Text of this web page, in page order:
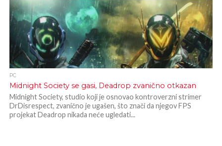
PC
Midnight Society se gasi, Deadrop zvanično otkazan
Midnight Society, studio koji je osnovao kontroverzni strimer
DrDisrespect, zvanično je ugašen, što znači da njegov FPS
projekat Deadrop nikada neće ugledati...